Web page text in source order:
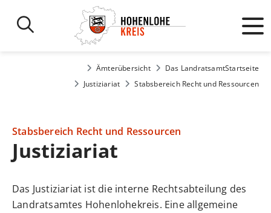
Startseite
Das Landratsamt
Ämterübersicht
Stabsbereich Recht und Ressourcen
Justiziariat
Stabsbereich Recht und Ressourcen
Justiziariat
Das Justiziariat ist die interne Rechtsabteilung des
Landratsamtes Hohenlohekreis. Eine allgemeine